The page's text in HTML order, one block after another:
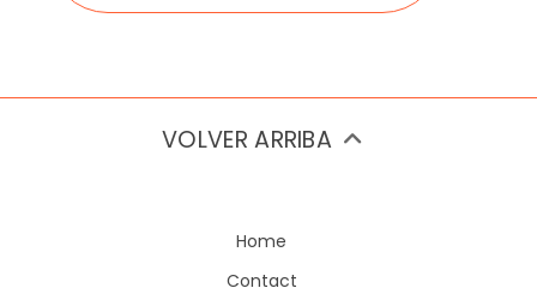
VOLVER ARRIBA
Home
Contact